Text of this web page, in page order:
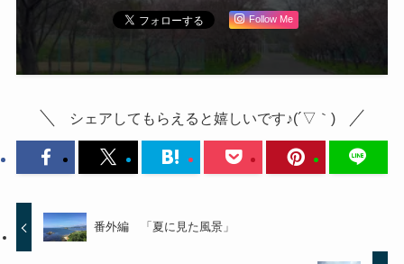
Follow Me
シェアしてもらえると嬉しいです♪(´▽｀)
番外編 「夏に見た風景」